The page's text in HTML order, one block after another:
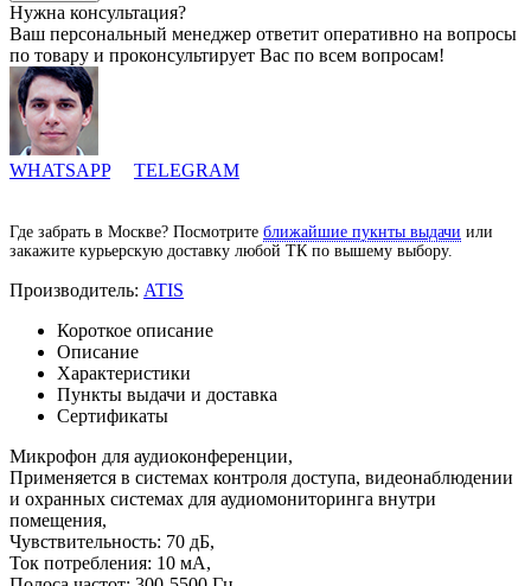
Нужна консультация?
Ваш персональный менеджер ответит оперативно на вопросы
по товару и проконсультирует Вас по всем вопросам!
WHATSAPP TELEGRAM
Где забрать в Москве? Посмотрите ближайшие пукнты выдачи или
закажите курьерскую доставку любой ТК по вышему выбору.
Производитель: ATIS
Короткое описание
Описание
Характеристики
Пункты выдачи и доставка
Сертификаты
Микрофон для аудиоконференции,
Применяется в системах контроля доступа, видеонаблюдении
и охранных системах для аудиомониторинга внутри
помещения,
Чувствительность: 70 дБ,
Ток потребления: 10 мА,